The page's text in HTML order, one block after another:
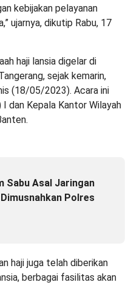
kebijakan pelayanan
ujarnya, dikutip Rabu, 17
haji lansia digelar di
sejak kemarin,
(18/05/2023). Acara ini
dan Kepala Kantor Wilayah
Sabu Asal Jaringan
Polres
haji juga telah diberikan
berbagai fasilitas akan